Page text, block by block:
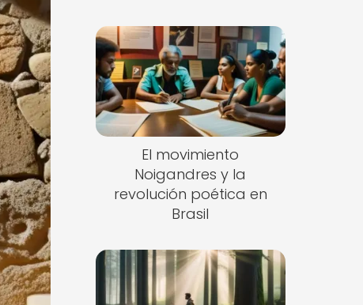
El movimiento
Noigandres y la
revolución poética en
Brasil